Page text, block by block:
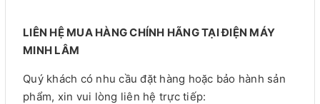
LIÊN HỆ MUA HÀNG CHÍNH HÃNG TẠI ĐIỆN MÁY
MINH LÂM
Quý khách có nhu cầu đặt hàng hoặc bảo hành sản
phẩm, xin vui lòng liên hệ trực tiếp: